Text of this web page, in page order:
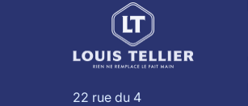
22 rue du 4